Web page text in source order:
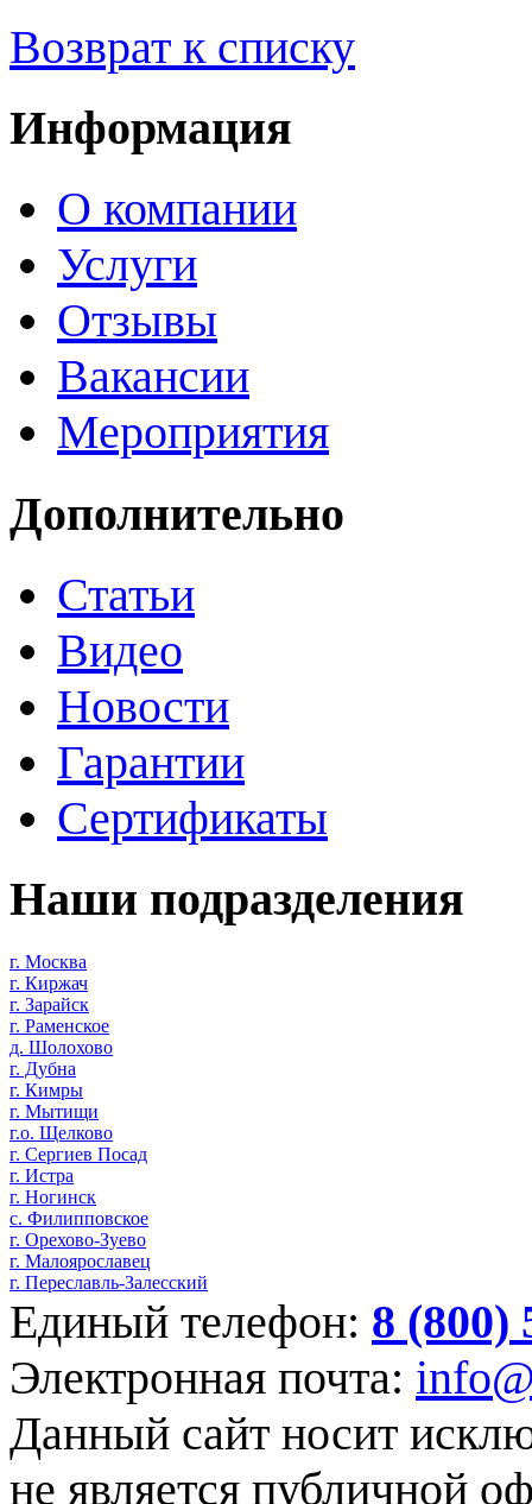
Возврат к списку
Информация
О компании
Услуги
Отзывы
Вакансии
Мероприятия
Дополнительно
Статьи
Видео
Новости
Гарантии
Сертификаты
Наши подразделения
г. Москва
г. Киржач
г. Зарайск
г. Раменское
д. Шолохово
г. Дубна
г. Кимры
г. Мытищи
г.о. Щелково
г. Сергиев Посад
г. Истра
г. Ногинск
с. Филипповское
г. Орехово-Зуево
г. Малоярославец
г. Переславль-Залесский
Единый телефон: 8 (800)
Электронная почта:
Данный сайт носит
не является публичной